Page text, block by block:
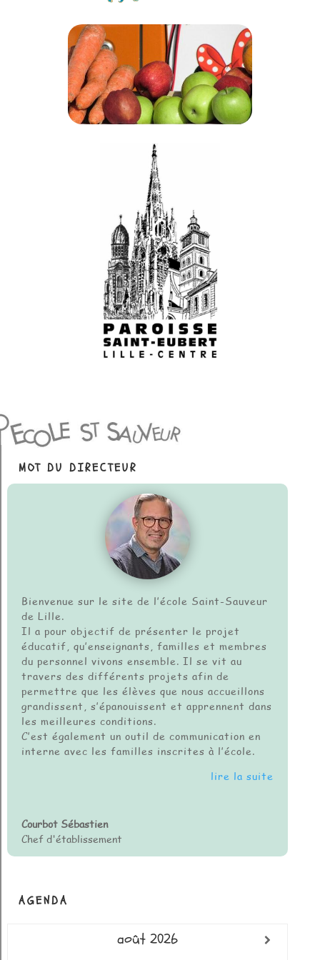
Colibri
MOT DU DIRECTEUR
Bienvenue sur le site de l’école Saint-Sauveur
de Lille.
Il a pour objectif de présenter le projet
éducatif, qu’enseignants, familles et membres
du personnel vivons ensemble. Il se vit au
travers des différents projets afin de
permettre que les élèves que nous accueillons
grandissent, s’épanouissent et apprennent dans
les meilleures conditions.
C’est également un outil de communication en
interne avec les familles inscrites à l’école.
lire la suite
Courbot Sébastien
Chef d'établissement
AGENDA
août 2026